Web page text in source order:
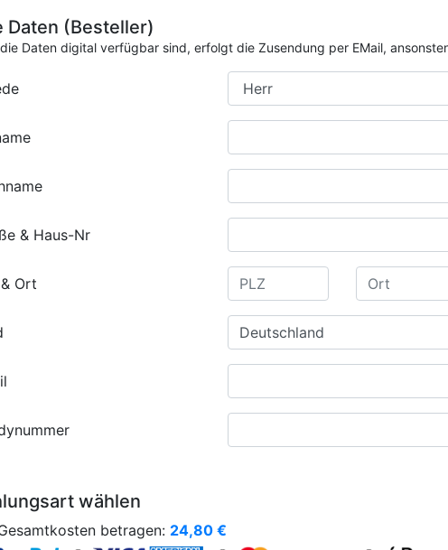
Daten (Besteller)
Daten digital verfügbar sind, erfolgt die Zusendung per EMail,
& Haus-Nr
Ort
wählen
betragen: 24,80 €